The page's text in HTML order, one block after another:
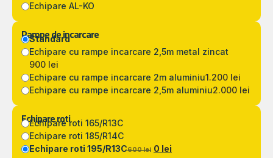
Echipare AL-KO
Rampe de incarcare
Standard
Echipare cu rampe incarcare 2,5m metal zincat
900 lei
Echipare cu rampe incarcare 2m aluminiu1.200 lei
Echipare cu rampe incarcare 2,5m aluminiu2.000 lei
Echipare roti
Echipare roti 165/R13C
Echipare roti 185/R14C
Echipare roti 195/R13C600 lei 0 lei